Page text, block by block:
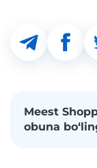
Meest
obuna